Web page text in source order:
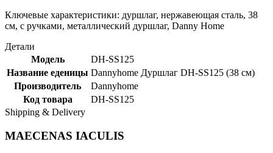
Ключевые характеристики: дуршлаг, нержавеющая сталь, 38
см, с ручками, металлический дуршлаг, Danny Home
Детали
Модель
DH-SS125
Название еденицы Dannyhome Дуршлаг DH-SS125 (38 см)
Производитель
Dannyhome
Код товара
DH-SS125
Shipping & Delivery
MAECENAS IACULIS